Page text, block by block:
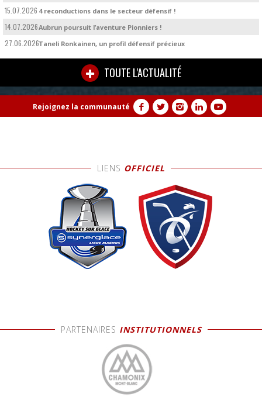
15.07.2026 4 reconductions dans le secteur défensif !
14.07.2026Aubrun poursuit l’aventure Pionniers !
27.06.2026Taneli Ronkainen, un profil défensif précieux
TOUTE L'ACTUALITÉ
Rejoignez la communauté
LIENS OFFICIEL
PARTENAIRES INSTITUTIONNELS